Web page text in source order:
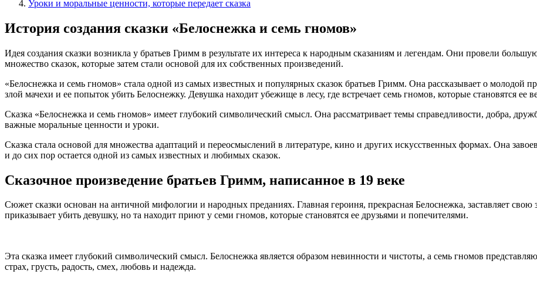
Уроки и моральные ценности, которые передает сказка
История создания сказки «Белоснежка и семь гномов»
Идея создания сказки возникла у братьев Гримм в результате их интереса к народным сказаниям и легендам. Они провели
множество сказок, которые затем стали основой для их собственных произведений.
«Белоснежка и семь гномов» стала одной из самых известных и популярных сказок братьев Гримм. Она рассказывает о молодой
злой мачехи и ее попыток убить Белоснежку. Девушка находит убежище в лесу, где встречает семь гномов, которые становятся
Сказка «Белоснежка и семь гномов» имеет глубокий символический смысл. Она рассматривает темы справедливости, добра,
важные моральные ценности и уроки.
Сказка стала основой для множества адаптаций и переосмыслений в литературе, кино и других искусственных формах. Она
и до сих пор остается одной из самых известных и любимых сказок.
Сказочное произведение братьев Гримм, написанное в 19 веке
Сюжет сказки основан на античной мифологии и народных преданиях. Главная героиня, прекрасная Белоснежка, заставляет свою
приказывает убить девушку, но та находит приют у семи гномов, которые становятся ее друзьями и попечителями.
Эта сказка имеет глубокий символический смысл. Белоснежка является образом невинности и чистоты, а семь гномов
страх, грусть, радость, смех, любовь и надежда.